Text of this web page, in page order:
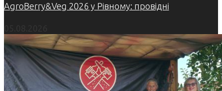
AgroBerry&Veg 2026 у Рівному: провідні